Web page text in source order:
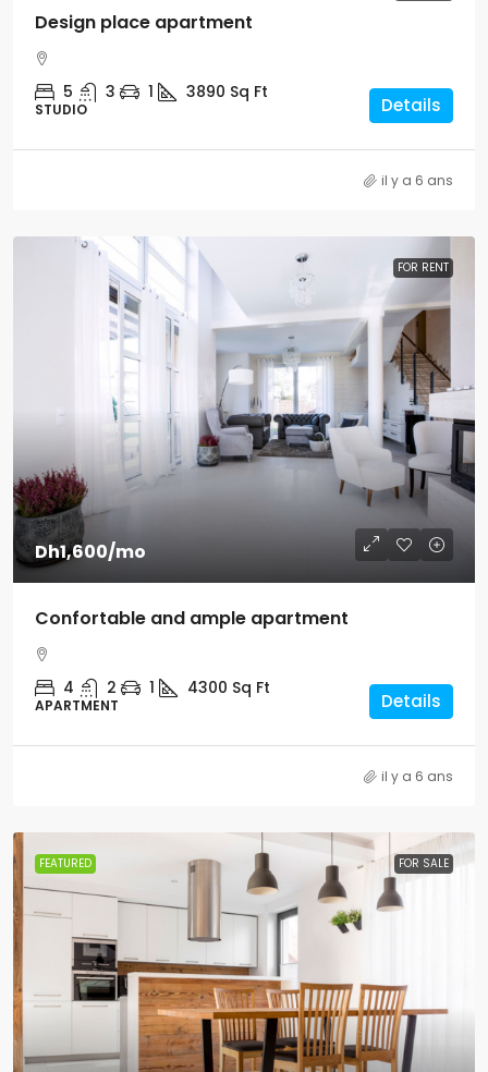
Design place apartment
5 3 1 3890 Sq Ft
STUDIO Details
il y a 6 ans
FOR RENT
Dh1,600/mo
Confortable and ample apartment
4 2 1 4300 Sq Ft
APARTMENT Details
il y a 6 ans
FEATURED FOR SALE